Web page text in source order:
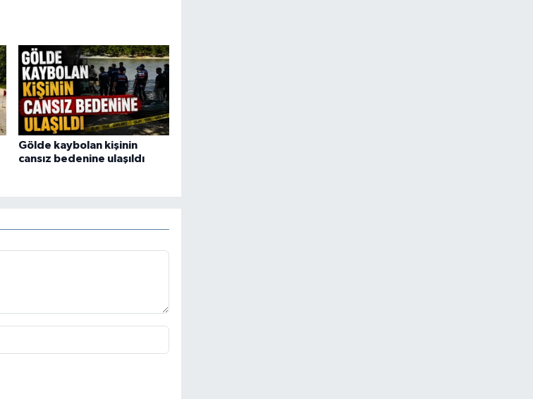
Gölde kaybolan kişinin
cansız bedenine ulaşıldı